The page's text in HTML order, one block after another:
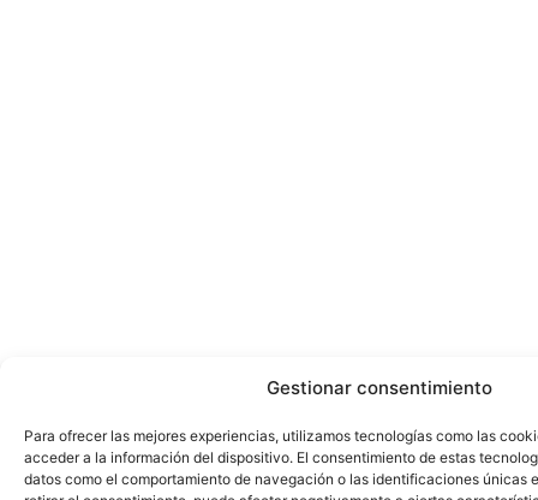
Gestionar consentimiento
Para ofrecer las mejores experiencias, utilizamos tecnologías como las
acceder a la información del dispositivo. El consentimiento de estas
datos como el comportamiento de navegación o las identificaciones únicas